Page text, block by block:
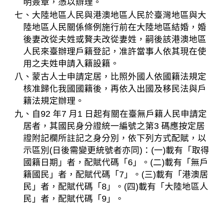
明簽章，憑以辦理。
七、大陸地區人民與港澳地區人民於臺灣地區與大
陸地區人民關係條例施行前在大陸地區結婚，婚
後妻改從夫姓或贅夫改從妻姓，嗣後該港澳地區
人民來臺辦理戶籍登記，准許當事人依其現在使
用之夫姓申請入籍設籍。
八、蒙古人士申請定居，比照外國人依國籍法規定
核准歸化我國國籍後，再依入出國及移民法與戶
籍法規定辦理。
九、自92 年7 月1 日起有關在臺無戶籍人民申請定
居者，其國民身分證統一編號之第3 碼應按定居
證附記欄所註記之身分別，依下列方式配賦，以
示區別(日後需變更統號者亦同)：(一)載有「取得
國籍日期」者，配賦代碼「6」。(二)載有「無戶
籍國民」者，配賦代碼「7」。(三)載有「港澳居
民」者，配賦代碼「8」。(四)載有「大陸地區人
民」者，配賦代碼「9」。